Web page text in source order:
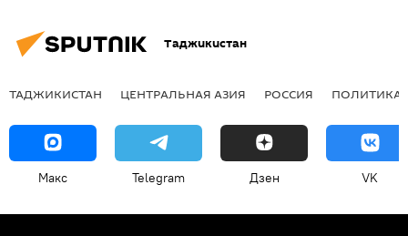
Таджикистан
ТАДЖИКИСТАН ЦЕНТРАЛЬНАЯ АЗИЯ РОССИЯ ПОЛИТИКА
Макс Telegram Дзен VK